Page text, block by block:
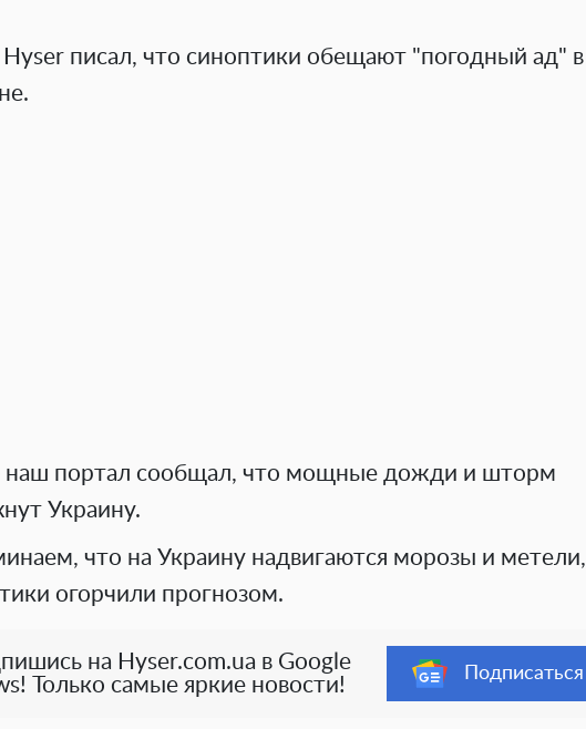
Hyser писал, что синоптики обещают "погодный ад" в
наш портал сообщал, что мощные дожди и шторм
Украину.
что на Украину надвигаются морозы и метели,
огорчили прогнозом.
на Hyser.com.ua в Google
Только самые яркие новости!
Подписаться